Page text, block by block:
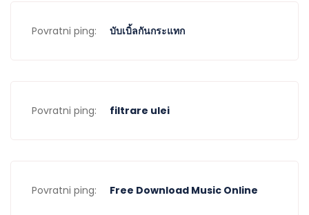
Povratni ping: บับเบิ้ลกันกระแทก
Povratni ping: filtrare ulei
Povratni ping: Free Download Music Online